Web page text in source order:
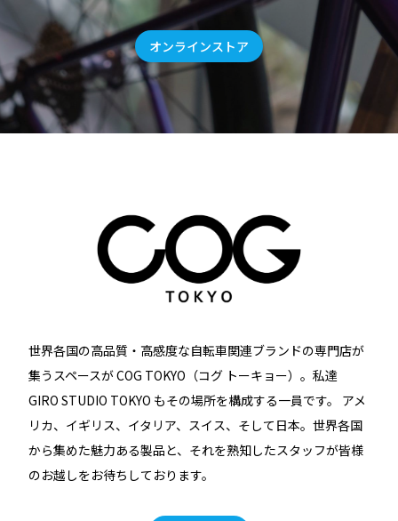
オンラインストア
世界各国の高品質・高感度な自転車関連ブランドの専門店が
集うスペースが COG TOKYO（コグ トーキョー）。私達
GIRO STUDIO TOKYO もその場所を構成する一員です。 アメ
リカ、イギリス、イタリア、スイス、そして日本。世界各国
から集めた魅力ある製品と、それを熟知したスタッフが皆様
のお越しをお待ちしております。